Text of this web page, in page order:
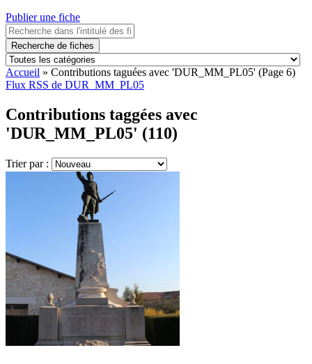
Publier une fiche
Recherche de fiches
Accueil » Contributions taguées avec 'DUR_MM_PL05' (Page 6)
Flux RSS de DUR_MM_PL05
Contributions taggées avec
'DUR_MM_PL05' (110)
Trier par :